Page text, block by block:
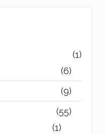
(1)
(6)
(9)
(55)
(1)